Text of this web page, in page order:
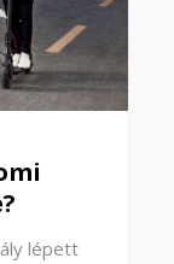
lépett